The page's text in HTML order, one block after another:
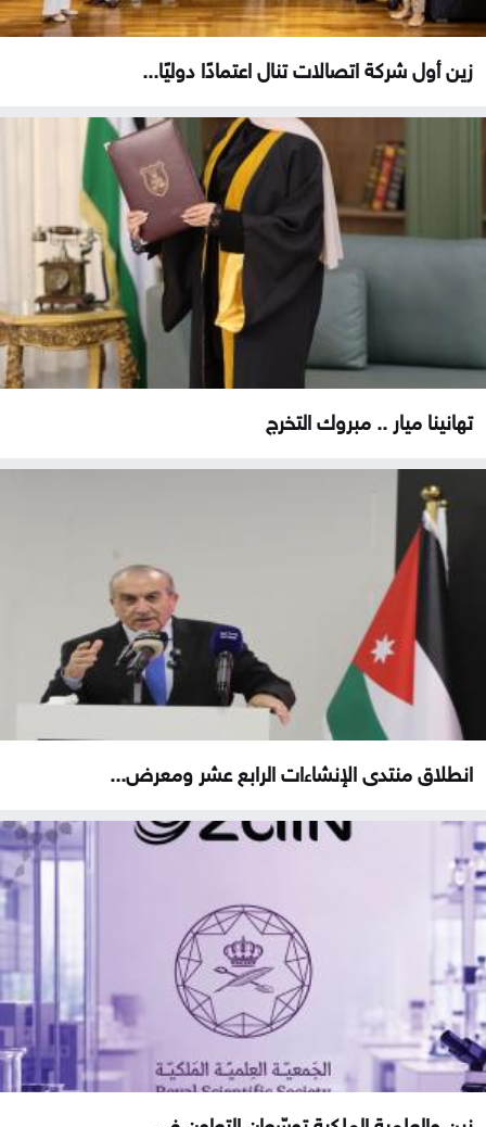
زين أول شركة اتصالات تنال اعتمادًا دوليًا...
تهانينا ميار .. مبروك التخرج
انطلاق منتدى الإنشاءات الرابع عشر ومعرض...